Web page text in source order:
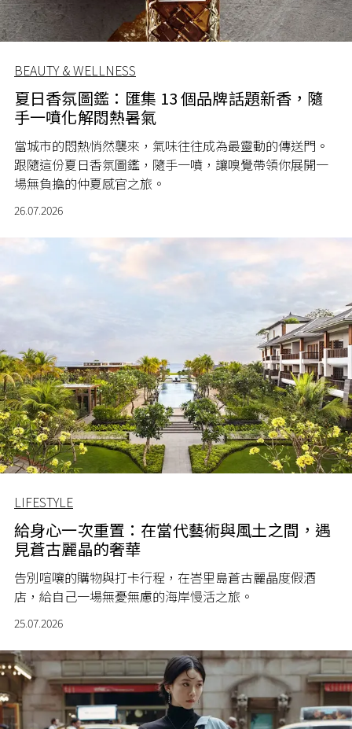
BEAUTY & WELLNESS
夏日香氛圖鑑：匯集 13 個品牌話題新香，隨
手一噴化解悶熱暑氣
當城市的悶熱悄然襲來，氣味往往成為最靈動的傳送門。
跟隨這份夏日香氛圖鑑，隨手一噴，讓嗅覺帶領你展開一
場無負擔的仲夏感官之旅。
26.07.2026
LIFESTYLE
給身心一次重置：在當代藝術與風土之間，遇
見蒼古麗晶的奢華
告別喧嚷的購物與打卡行程，在峇里島蒼古麗晶度假酒
店，給自己一場無憂無慮的海岸慢活之旅。
25.07.2026